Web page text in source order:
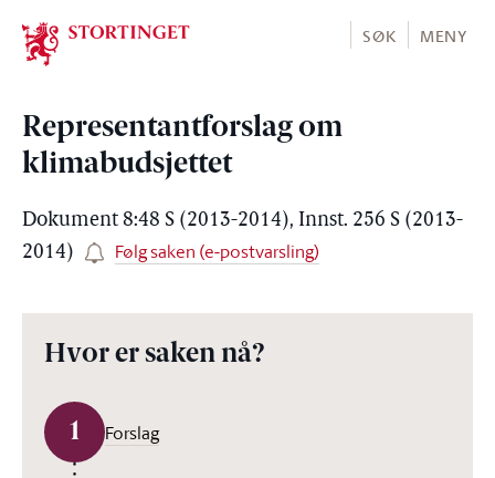
Stortinget.no
SØK MENY
Representantforslag om
klimabudsjettet
Dokument 8:48 S (2013-2014), Innst. 256 S (2013-
2014)
Følg saken (e-postvarsling)
Hvor er saken nå?
1 Forslag